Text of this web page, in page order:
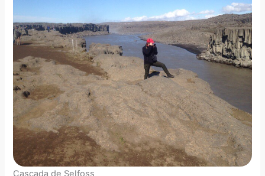
Cascada de Selfoss